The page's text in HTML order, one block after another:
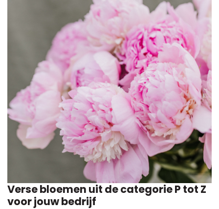
Verse bloemen uit de categorie P tot Z
voor jouw bedrijf